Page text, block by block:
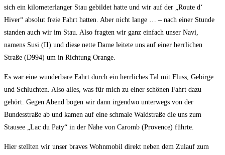
sich ein kilometerlanger Stau gebildet hatte und wir auf der „Route d‘
Hiver“ absolut freie Fahrt hatten. Aber nicht lange … – nach einer Stunde
standen auch wir im Stau. Also fragten wir ganz einfach unser Navi,
namens Susi (II) und diese nette Dame leitete uns auf einer herrlichen
Straße (D994) um in Richtung Orange.
Es war eine wunderbare Fahrt durch ein herrliches Tal mit Fluss, Gebirge
und Schluchten. Also alles, was für mich zu einer schönen Fahrt dazu
gehört. Gegen Abend bogen wir dann irgendwo unterwegs von der
Bundesstraße ab und kamen auf eine schmale Waldstraße die uns zum
Stausee „Lac du Paty“ in der Nähe von Caromb (Provence) führte.
Hier stellten wir unser braves Wohnmobil direkt neben dem Zulauf zum